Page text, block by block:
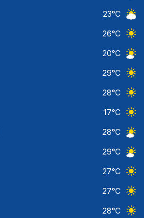
23°C
26°C
20°C
29°C
28°C
17°C
28°C
29°C
27°C
27°C
28°C